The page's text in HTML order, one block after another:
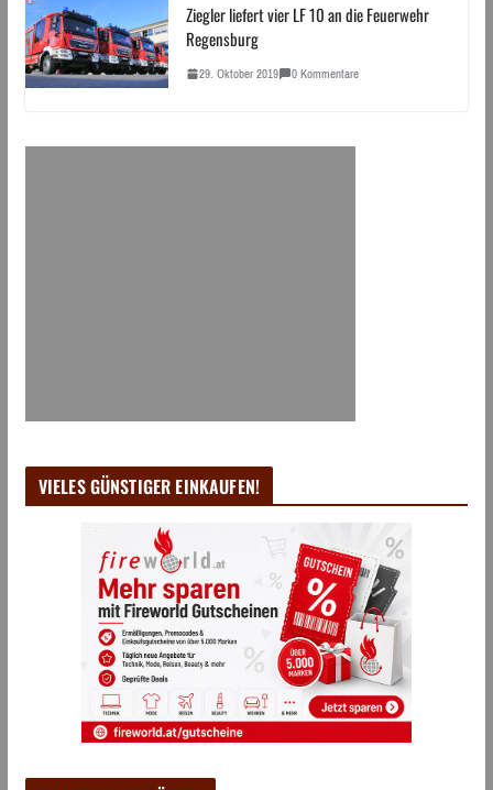
Ziegler liefert vier LF 10 an die Feuerwehr
Regensburg
29. Oktober 2019 0 Kommentare
VIELES GÜNSTIGER EINKAUFEN!